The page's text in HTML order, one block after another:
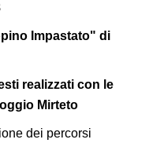
Impastato" di
realizzati con le
Mirteto
dei percorsi